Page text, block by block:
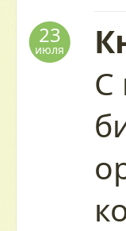
23
июля
С